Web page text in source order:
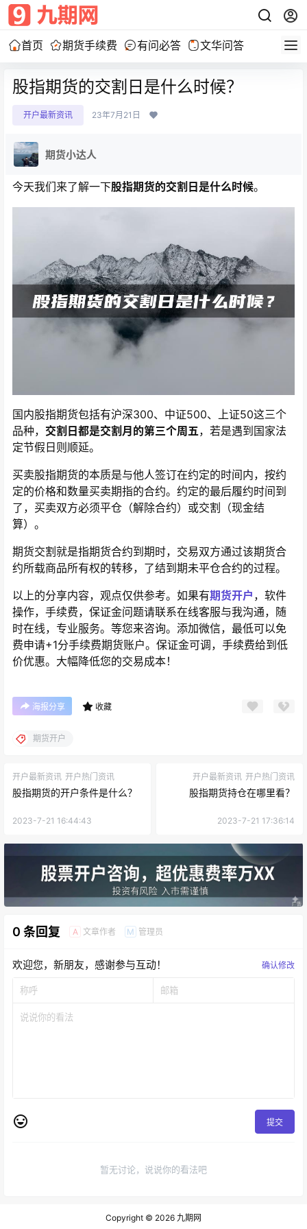
首页 期货手续费 有问必答 文华问答
股指期货的交割日是什么时候？
开户最新资讯 23年7月21日
期货小达人
今天我们来了解一下股指期货的交割日是什么时候。
国内股指期货包括有沪深300、中证500、上证50这三个
品种， 交割日都是交割月的第三个周五，若是遇到国家法
定节假日则顺延。
买卖股指期货的本质是与他人签订在约定的时间内，按约
定的价格和数量买卖期指的合约。约定的最后履约时间到
了，买卖双方必须平仓（解除合约）或交割（现金结
算）。
期货交割就是指期货合约到期时，交易双方通过该期货合
约所载商品所有权的转移，了结到期未平仓合约的过程。
以上的分享内容，观点仅供参考。如果有期货开户 ，软件
操作，手续费，保证金问题请联系在线客服与我沟通，随
时在线，专业服务。等您来咨询。添加微信，最低可以免
费申请+1分手续费期货账户。保证金可调，手续费给到低
价优惠。大幅降低您的交易成本！
海报分享 收藏
期货开户
开户最新资讯 开户热门资讯
股指期货的开户条件是什么？
2023-7-21 16:44:43
开户最新资讯 开户热门资讯
股指期货持仓在哪里看？
2023-7-21 17:36:14
0 条回复 A 文章作者 M 管理员
欢迎您，新朋友，感谢参与互动！ 确认修改
提交
暂无讨论，说说你的看法吧
Copyright © 2026 九期网